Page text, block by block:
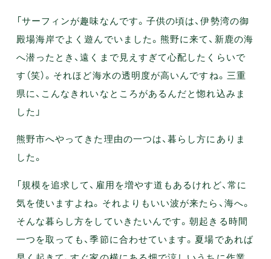
「サーフィンが趣味なんです。子供の頃は、伊勢湾の御
殿場海岸でよく遊んでいました。熊野に来て、新鹿の海
へ潜ったとき、遠くまで見えすぎて心配したくらいで
す（笑）。それほど海水の透明度が高いんですね。三重
県に、こんなきれいなところがあるんだと惚れ込みま
した」
熊野市へやってきた理由の一つは、暮らし方にありま
した。
「規模を追求して、雇用を増やす道もあるけれど、常に
気を使いますよね。それよりもいい波が来たら、海へ。
そんな暮らし方をしていきたいんです。朝起きる時間
一つを取っても、季節に合わせています。夏場であれば